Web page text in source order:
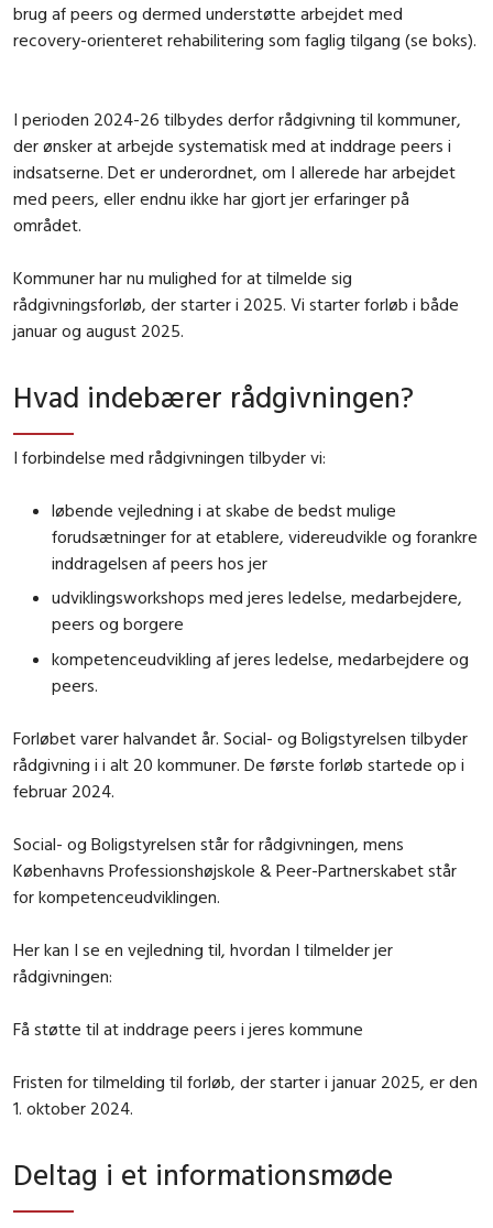
brug af peers og dermed understøtte arbejdet med
recovery-orienteret rehabilitering som faglig tilgang (se boks).
I perioden 2024-26 tilbydes derfor rådgivning til kommuner,
der ønsker at arbejde systematisk med at inddrage peers i
indsatserne. Det er underordnet, om I allerede har arbejdet
med peers, eller endnu ikke har gjort jer erfaringer på
området.
Kommuner har nu mulighed for at tilmelde sig
rådgivningsforløb, der starter i 2025. Vi starter forløb i både
januar og august 2025.
Hvad indebærer rådgivningen?
I forbindelse med rådgivningen tilbyder vi:
løbende vejledning i at skabe de bedst mulige
forudsætninger for at etablere, videreudvikle og forankre
inddragelsen af peers hos jer
udviklingsworkshops med jeres ledelse, medarbejdere,
peers og borgere
kompetenceudvikling af jeres ledelse, medarbejdere og
peers.
Forløbet varer halvandet år. Social- og Boligstyrelsen tilbyder
rådgivning i i alt 20 kommuner. De første forløb startede op i
februar 2024.
Social- og Boligstyrelsen står for rådgivningen, mens
Københavns Professionshøjskole & Peer-Partnerskabet står
for kompetenceudviklingen.
Her kan I se en vejledning til, hvordan I tilmelder jer
rådgivningen:
Få støtte til at inddrage peers i jeres kommune
Fristen for tilmelding til forløb, der starter i januar 2025, er den
1. oktober 2024.
Deltag i et informationsmøde